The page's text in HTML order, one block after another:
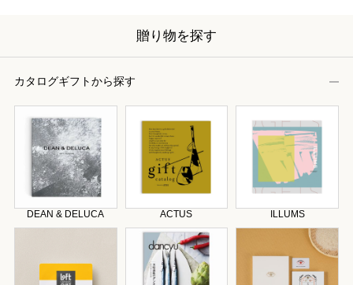
贈り物を探す
カタログギフトから探す
DEAN & DELUCA ACTUS ILLUMS